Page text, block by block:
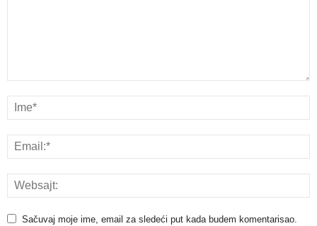
Sačuvaj moje ime, email za sledeći put kada budem komentarisao.